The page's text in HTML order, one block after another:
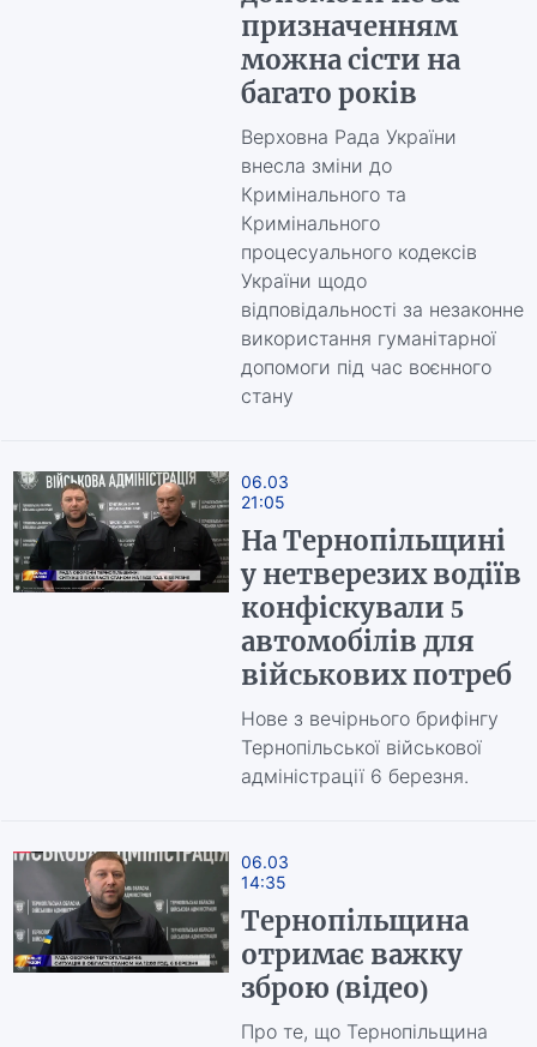
призначенням
можна сісти на
багато років
Верховна Рада України
внесла зміни до
Кримінального та
Кримінального
процесуального кодексів
України щодо
відповідальності за незаконне
використання гуманітарної
допомоги під час воєнного
стану
06.03
21:05
На Тернопільщині
у нетверезих водіїв
конфіскували 5
автомобілів для
військових потреб
Нове з вечірнього брифінгу
Тернопільської військової
адміністрації 6 березня.
06.03
14:35
Тернопільщина
отримає важку
зброю (відео)
Про те, що Тернопільщина